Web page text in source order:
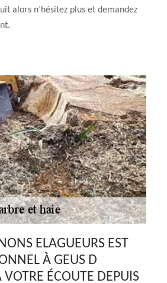
alors n’hésitez plus et demandez
ELAGUEURS EST
À GEUS D
ÉCOUTE DEPUIS